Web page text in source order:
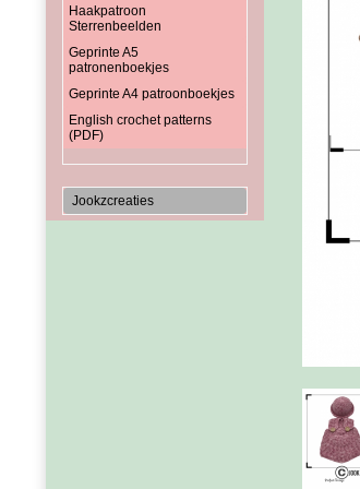
Haakpatroon
Sterrenbeelden
Geprinte A5
patronenboekjes
Geprinte A4 patroonboekjes
English crochet patterns
(PDF)
Jookzcreaties